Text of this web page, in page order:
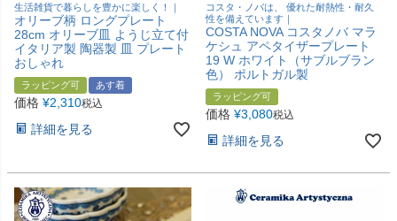
生活雑貨で暮らしを豊かに楽しく！｜
オリーブ柄 ロングプレート
28cm オリーブ皿 ようじ立て付
イタリア製 陶器製 皿 プレート
おしゃれ
ラッピング可 あす着
価格 ¥2,310税込
詳細を見る
コスタ・ノバは、 優れた耐熱性・耐久
性を備えています｜
COSTA NOVA コスタノバ マラ
ケシュ アペタイザープレート
19 W ホワイト（サブルブラン
色） ポルトガル製
ラッピング可
価格 ¥3,080税込
詳細を見る